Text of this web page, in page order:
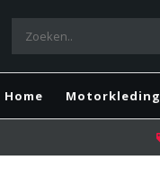
Home Motorkleding